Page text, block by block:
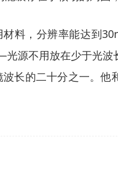
料，分辨率能达到
源不用放在少于光波
长的二十分之一。他